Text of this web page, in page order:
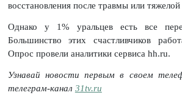
восстановления после травмы или тяжелой
Однако у 1% уральцев есть все
Большинство этих счастливчиков
Опрос провели аналитики сервиса hh.ru.
Узнавай новости первым в своем
телеграм-канал 31tv.ru